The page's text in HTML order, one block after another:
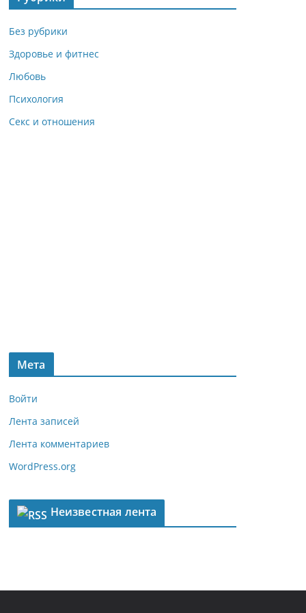
Без рубрики
Здоровье и фитнес
Любовь
Психология
Секс и отношения
Мета
Войти
Лента записей
Лента комментариев
WordPress.org
Неизвестная лента